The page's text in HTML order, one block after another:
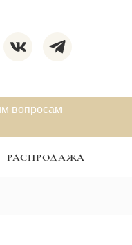
вопросам
РАСПРОДАЖА